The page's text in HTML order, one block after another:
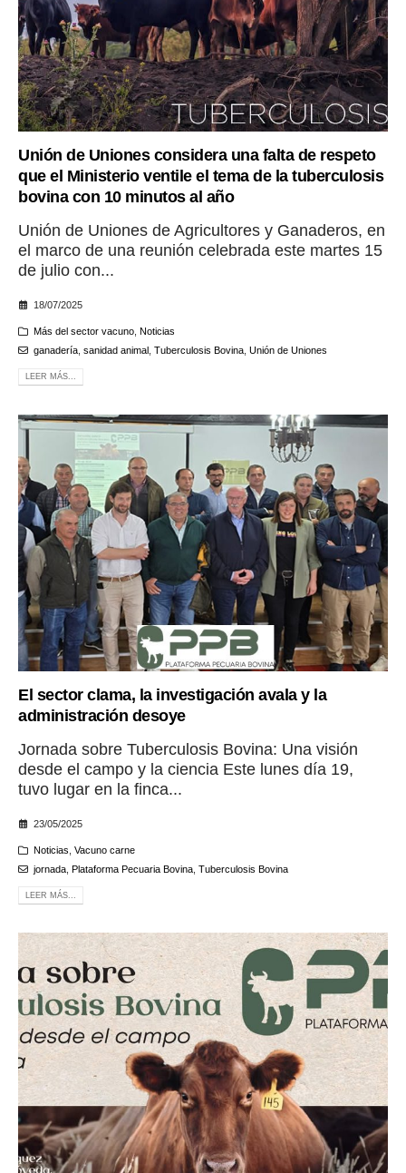
Unión de Uniones considera una falta de respeto
que el Ministerio ventile el tema de la tuberculosis
bovina con 10 minutos al año
Unión de Uniones de Agricultores y Ganaderos, en
el marco de una reunión celebrada este martes 15
de julio con...
18/07/2025
Más del sector vacuno, Noticias
ganadería, sanidad animal Tuberculosis Bovina, Unión de Uniones
LEER MÁS...
El sector clama, la investigación avala y la
administración desoye
Jornada sobre Tuberculosis Bovina: Una visión
desde el campo y la ciencia Este lunes día 19,
tuvo lugar en la finca...
23/05/2025
Noticias Vacuno carne
jornada, Plataforma Pecuaria Bovina, Tuberculosis Bovina
LEER MÁS...